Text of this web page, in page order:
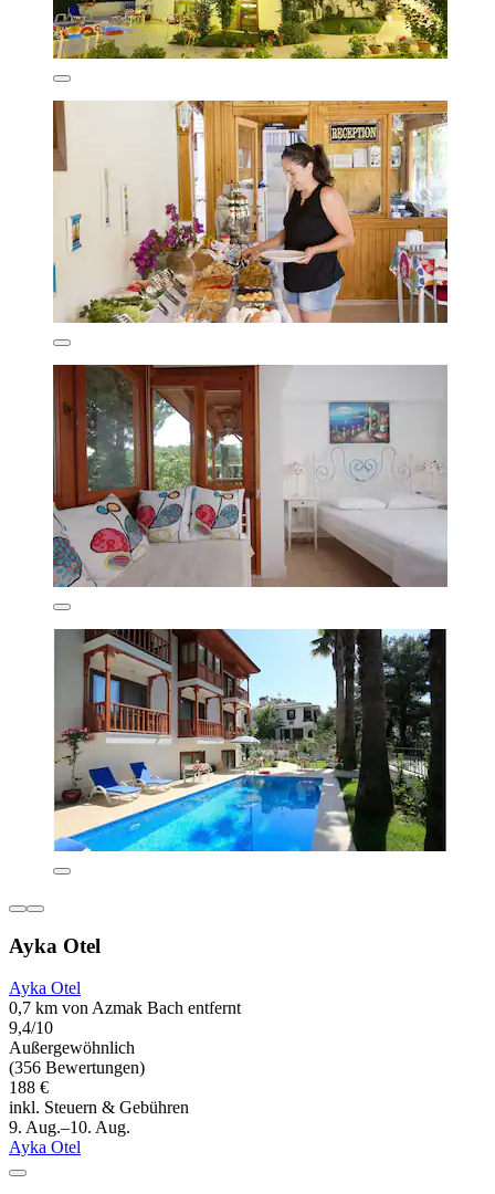
Ayka Otel
Ayka Otel
0,7 km von Azmak Bach entfernt
9,4/10
Außergewöhnlich
(356 Bewertungen)
188 €
inkl. Steuern & Gebühren
9. Aug.–10. Aug.
Ayka Otel